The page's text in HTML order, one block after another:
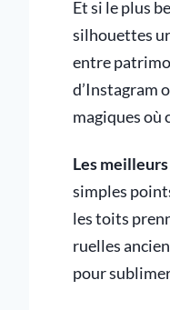
Et si le plus
silhouettes
entre
d’Instagram
magiques où
Les
simples
les toits
ruelles
pour